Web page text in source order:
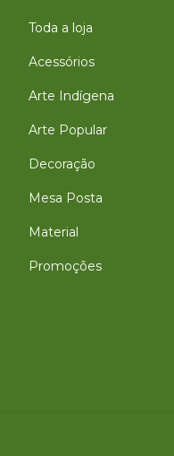
Toda a loja
Acessórios
Arte Indígena
Arte Popular
Decoração
Mesa Posta
Material
Promoções